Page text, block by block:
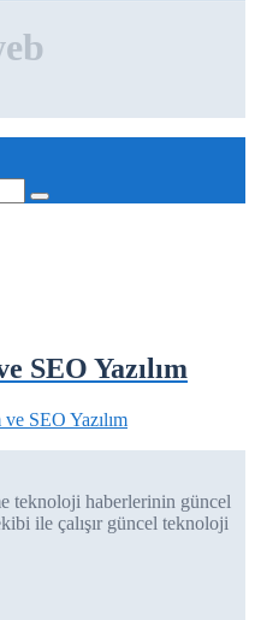
SEO Yazılım
SEO Yazılım
teknoloji haberlerinin güncel
ile çalışır güncel teknoloji